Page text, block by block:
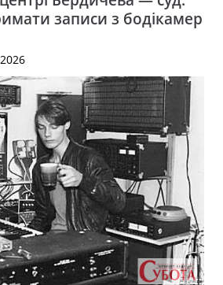
записи з бодікамер